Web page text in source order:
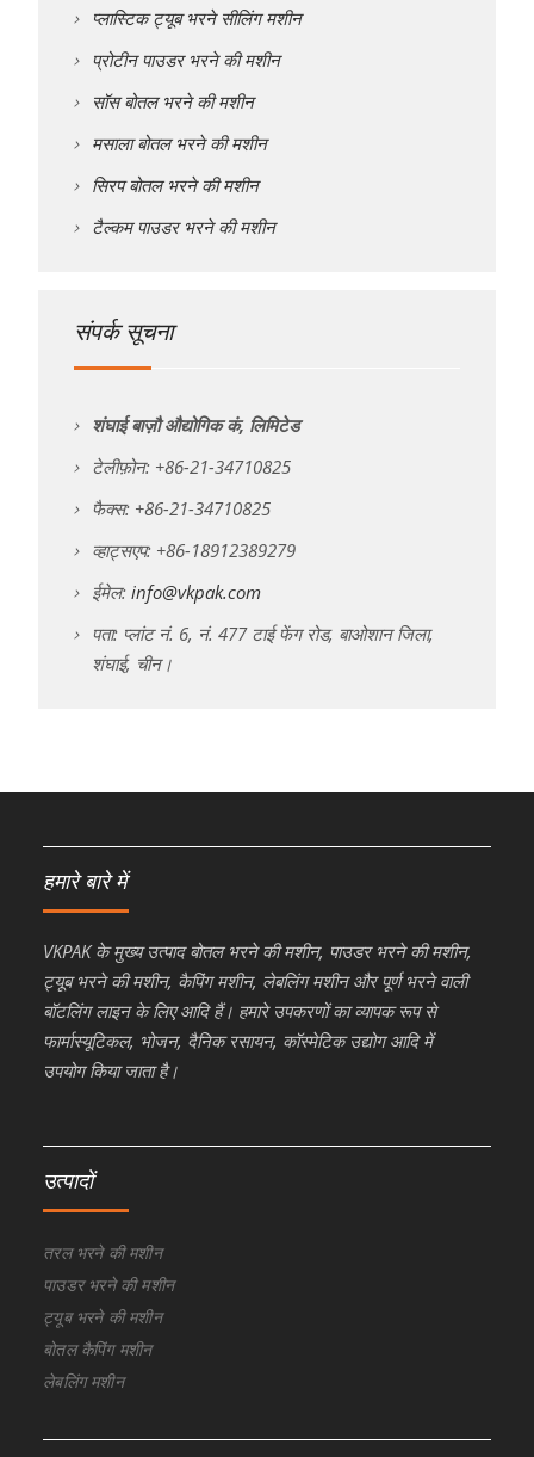
प्लास्टिक ट्यूब भरने सीलिंग मशीन
प्रोटीन पाउडर भरने की मशीन
सॉस बोतल भरने की मशीन
मसाला बोतल भरने की मशीन
सिरप बोतल भरने की मशीन
टैल्कम पाउडर भरने की मशीन
संपर्क सूचना
शंघाई बाज़ौ औद्योगिक कं, लिमिटेड
टेलीफ़ोन: +86-21-34710825
फैक्स: +86-21-34710825
व्हाट्सएप: +86-18912389279
ईमेल: info@vkpak.com
पता: प्लांट नं. 6, नं. 477 टाई फेंग रोड, बाओशान जिला,
शंघाई, चीन।
हमारे बारे में
VKPAK के मुख्य उत्पाद बोतल भरने की मशीन, पाउडर भरने की मशीन,
ट्यूब भरने की मशीन, कैपिंग मशीन, लेबलिंग मशीन और पूर्ण भरने वाली
बॉटलिंग लाइन के लिए आदि हैं। हमारे उपकरणों का व्यापक रूप से
फार्मास्यूटिकल, भोजन, दैनिक रसायन, कॉस्मेटिक उद्योग आदि में
उपयोग किया जाता है।
उत्पादों
तरल भरने की मशीन
पाउडर भरने की मशीन
ट्यूब भरने की मशीन
बोतल कैपिंग मशीन
लेबलिंग मशीन